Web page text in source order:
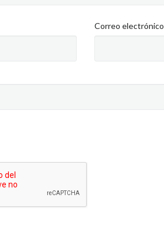
Correo electrónico